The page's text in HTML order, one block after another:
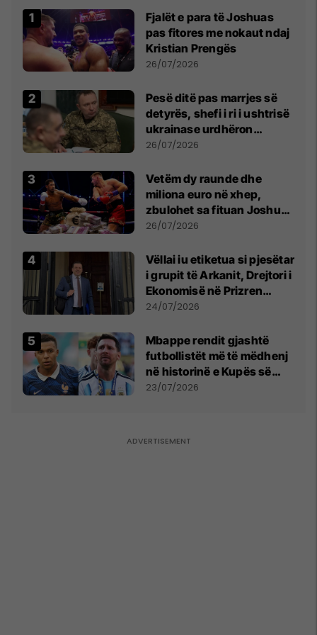
Fjalët e para të Joshuas
pas fitores me nokaut ndaj
Kristian Prengës
26/07/2026
Pesë ditë pas marrjes së
detyrës, shefi i ri i ushtrisë
ukrainase urdhëron
kontroll të madh
26/07/2026
Vetëm dy raunde dhe
miliona euro në xhep,
zbulohet sa fituan Joshua
e Prenga
26/07/2026
Vëllai iu etiketua si pjesëtar
i grupit të Arkanit, Drejtori i
Ekonomisë në Prizren
mohon pretendimet
24/07/2026
Mbappe rendit gjashtë
futbollistët më të mëdhenj
në historinë e Kupës së
Botës, Messi mbetet i dyti
23/07/2026